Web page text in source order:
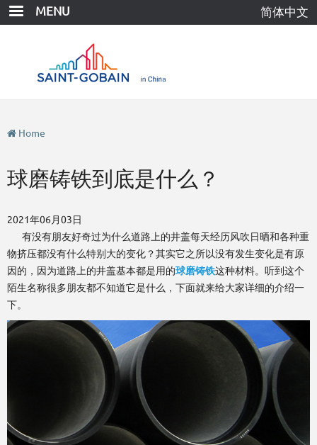
Skip
MENU 简体中文
Home
球磨铸铁到底是什么？
2021年06月03日
有没有朋友好奇过为什么道路上的井盖每天经历风吹日晒和各种重
物挤压都没有什么特别大的变化？其实它之所以没有发生变化是有原
因的，因为道路上的井盖基本都是用的球磨铸铁这种材料。听到这个
陌生名称很多朋友都不知道它是什么，下面就来给大家详细的介绍一
下。